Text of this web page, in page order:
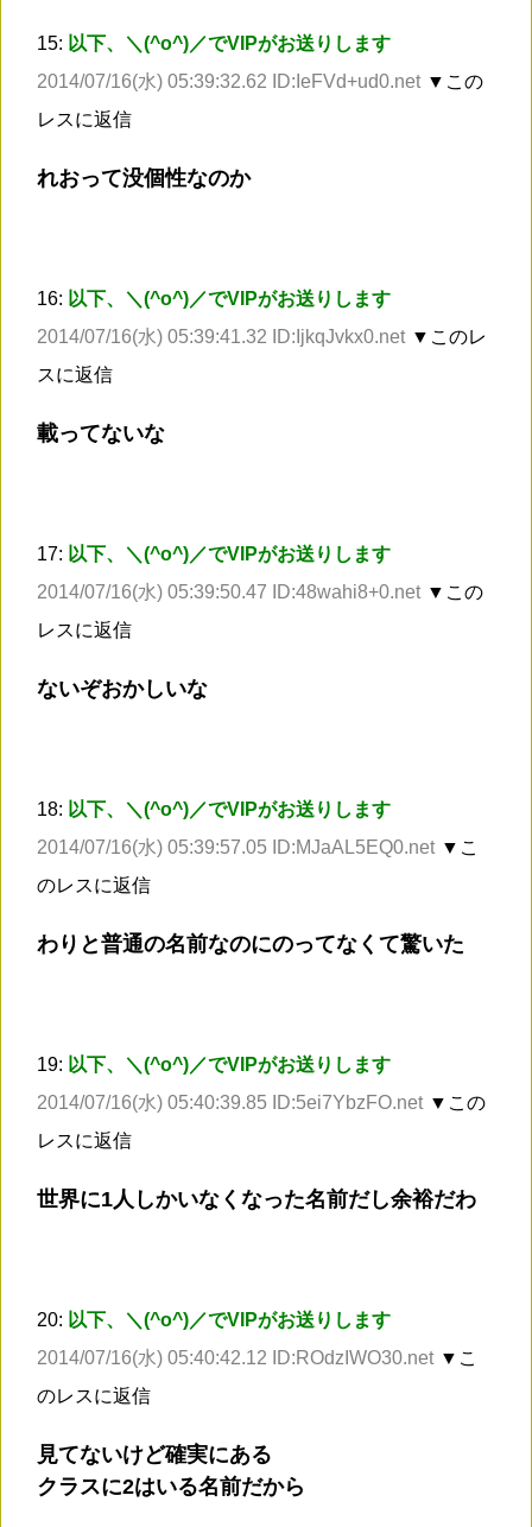
15: 以下、＼(^o^)／でVIPがお送りします
2014/07/16(水) 05:39:32.62 ID:IeFVd+ud0.net ▼この
レスに返信
れおって没個性なのか
16: 以下、＼(^o^)／でVIPがお送りします
2014/07/16(水) 05:39:41.32 ID:IjkqJvkx0.net ▼このレ
スに返信
載ってないな
17: 以下、＼(^o^)／でVIPがお送りします
2014/07/16(水) 05:39:50.47 ID:48wahi8+0.net ▼この
レスに返信
ないぞおかしいな
18: 以下、＼(^o^)／でVIPがお送りします
2014/07/16(水) 05:39:57.05 ID:MJaAL5EQ0.net ▼こ
のレスに返信
わりと普通の名前なのにのってなくて驚いた
19: 以下、＼(^o^)／でVIPがお送りします
2014/07/16(水) 05:40:39.85 ID:5ei7YbzFO.net ▼この
レスに返信
世界に1人しかいなくなった名前だし余裕だわ
20: 以下、＼(^o^)／でVIPがお送りします
2014/07/16(水) 05:40:42.12 ID:ROdzIWO30.net ▼こ
のレスに返信
見てないけど確実にある
クラスに2はいる名前だから